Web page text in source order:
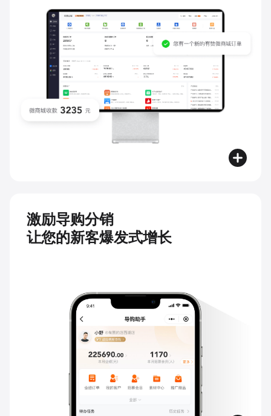
激励导购分销
让您的新客爆发式增长